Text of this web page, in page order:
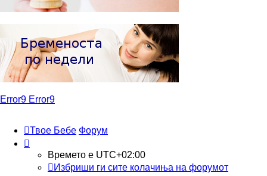
Error9 Error9
Твое Бебе Форум
Времето е UTC+02:00
Избриши ги сите колачиња на форумот